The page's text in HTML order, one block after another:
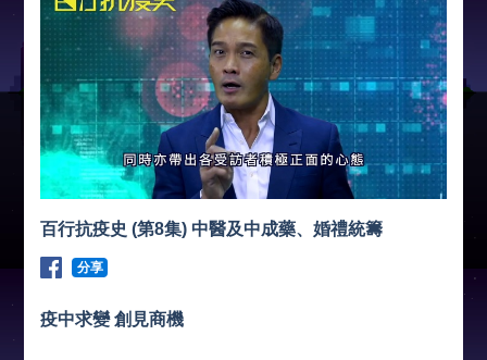
百行抗疫史 (第8集) 中醫及中成藥、婚禮統籌
分享
疫中求變 創見商機